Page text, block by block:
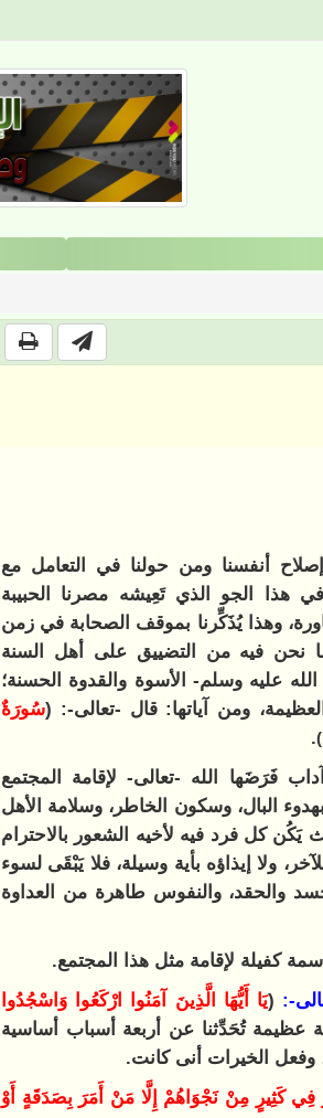
أنفسنا ومن حولنا في التعامل مع
هذا الجو الذي تَعِيشه مصرنا الحبيبة
وهذا يُذَكِّرنا بموقف الصحابة في زمن
نحن فيه من التضييق على أهل السنة
عليه وسلم- الأسوة والقدوة الحسنة؛
ومن آياتها: قال -تعالى-: (سُورَةٌ
.
فَرَضَها الله -تعالى- لإقامة المجتمع
البال، وسكون الخاطر، وسلامة الأهل
يَكُن كل فرد فيه لأخيه الشعور بالاحترام
ولا إيذاؤه بأية وسيلة، فلا يَبْقَى لسوء
والحقد، والنفوس طاهرة من العداوة
كفيلة لإقامة مثل هذا المجتمع.
:
(يَا أَيُّهَا الَّذِينَ آمَنُوا ارْكَعُوا وَاسْجُدُوا
عظيمة تُحَدِّثنا عن أربعة أسباب أساسية
وفعل الخيرات أنى كانت.
فِي كَثِيرٍ مِنْ نَجْوَاهُمْ إِلَّا مَنْ أَمَرَ بِصَدَقَةٍ أَوْ